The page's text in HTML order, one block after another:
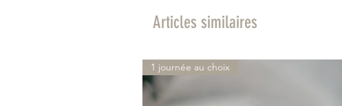
Articles similaires
1 journée au choix